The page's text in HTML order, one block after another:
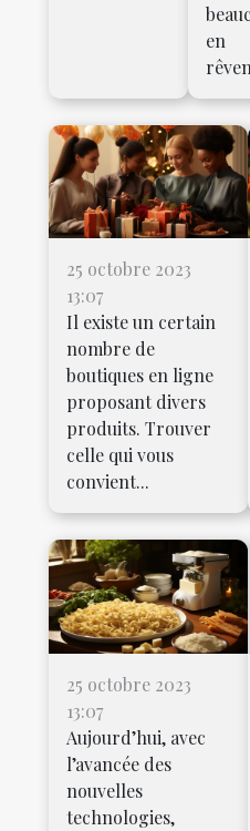
en
25 octobre 2023
13:07
Il existe un certain
nombre de
boutiques en ligne
proposant divers
produits. Trouver
celle qui vous
convient...
25 octobre 2023
13:07
Aujourd’hui, avec
l’avancée des
nouvelles
technologies,